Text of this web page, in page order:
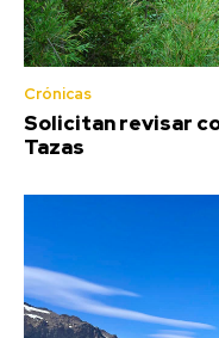
Crónicas
Solicitan revisar
Tazas